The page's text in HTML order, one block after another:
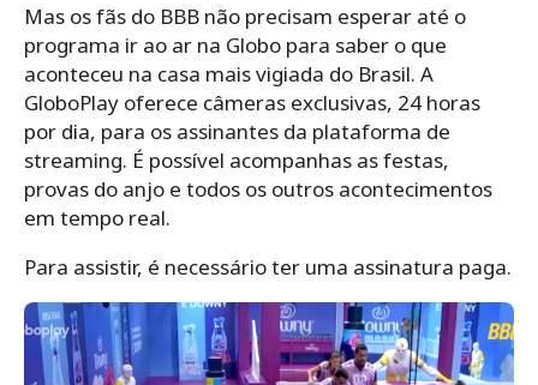
Mas os fãs do BBB não precisam esperar até o
programa ir ao ar na Globo para saber o que
aconteceu na casa mais vigiada do Brasil. A
GloboPlay oferece câmeras exclusivas, 24 horas
por dia, para os assinantes da plataforma de
streaming. É possível acompanhas as festas,
provas do anjo e todos os outros acontecimentos
em tempo real.
Para assistir, é necessário ter uma assinatura paga.